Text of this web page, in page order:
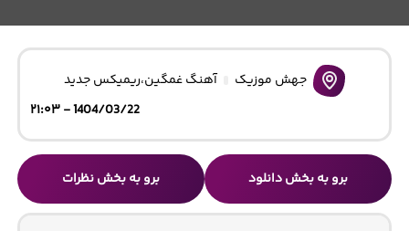
جهش موزیک آهنگ غمگین،ریمیکس جدید
1404/03/22 - ۲۱:۰۳
برو به بخش دانلود برو به بخش نظرات